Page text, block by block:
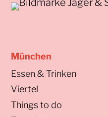
München
Essen & Trinken
Viertel
Things to do